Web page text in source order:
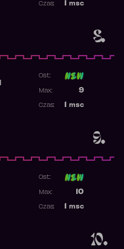
8.
msc
Czas:
9.
Ost:
9
Max:
msc
Czas:
10.
Ost:
10
Max:
msc
Czas: